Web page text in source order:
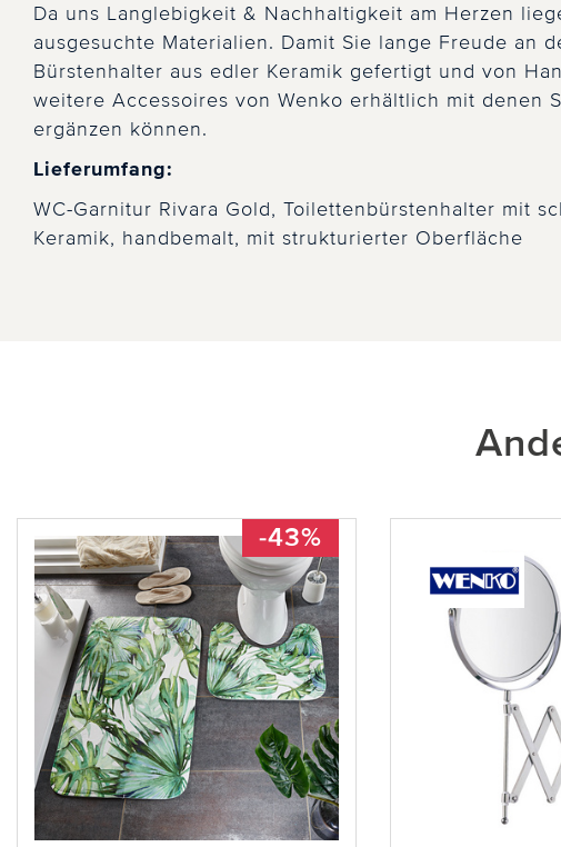
Da uns Langlebigkeit & Nachhaltigkeit am Herzen
ausgesuchte Materialien. Damit Sie lange Freude an
Bürstenhalter aus edler Keramik gefertigt und von
weitere Accessoires von Wenko erhältlich mit denen
ergänzen können.
Lieferumfang:
WC-Garnitur Rivara Gold, Toilettenbürstenhalter mit
Keramik, handbemalt, mit strukturierter Oberfläche
-43%